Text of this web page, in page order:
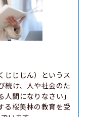
じじじん）というス
続け、人や社会のた
間になりなさい」
る桜美林の教育を受